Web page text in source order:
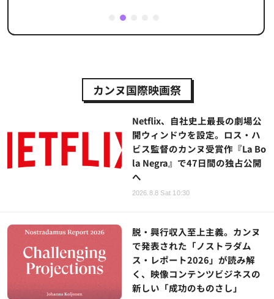
2
カンヌ国際映画祭
Netflix、自社史上最長の劇場公
開ウィンドウを設定。ロス・ハ
ビス監督のカンヌ受賞作『La Bo
la Negra』で47日間の独占公開
へ
2026.8.8 Sat 10:30
脱・興行収入至上主義。カンヌ
で発表された「ノストラダム
ス・レポート2026」が読み解
く、映像コンテンツビジネスの
新しい「成功のものさし」